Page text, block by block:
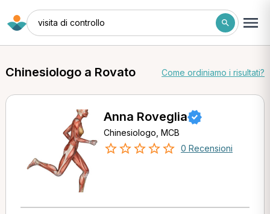
visita di controllo
Chinesiologo a Rovato Come ordiniamo i risultati?
Anna Roveglia
Chinesiologo, MCB
0 Recensioni